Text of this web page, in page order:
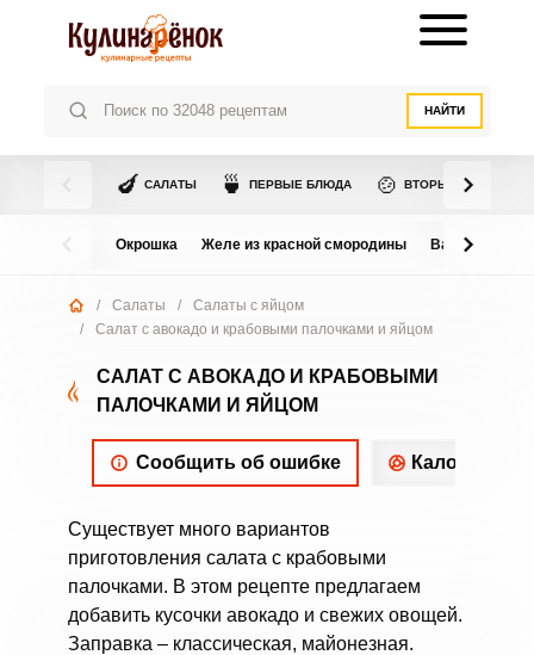
НАЙТИ
🍆 САЛАТЫ 🍵 ПЕРВЫЕ БЛЮДА 🍲 ВТОРЫЕ БЛЮДА
Окрошка Желе из красной смородины Варенье из
/ Салаты /
Салаты с яйцом
/
Салат с авокадо и крабовыми палочками и яйцом
САЛАТ С АВОКАДО И КРАБОВЫМИ
ПАЛОЧКАМИ И ЯЙЦОМ
Сообщить об ошибке
Существует много вариантов
приготовления салата с крабовыми
палочками. В этом рецепте предлагаем
добавить кусочки авокадо и свежих овощей.
Заправка – классическая, майонезная.